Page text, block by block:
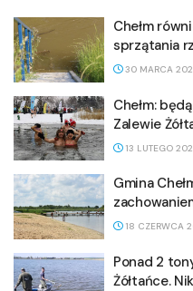
Chełm
sprzątania
30 MARCA
Chełm:
Zalewie
13 LUTEGO
Gmina
18 CZERWCA
Ponad 2
Żółtańce.